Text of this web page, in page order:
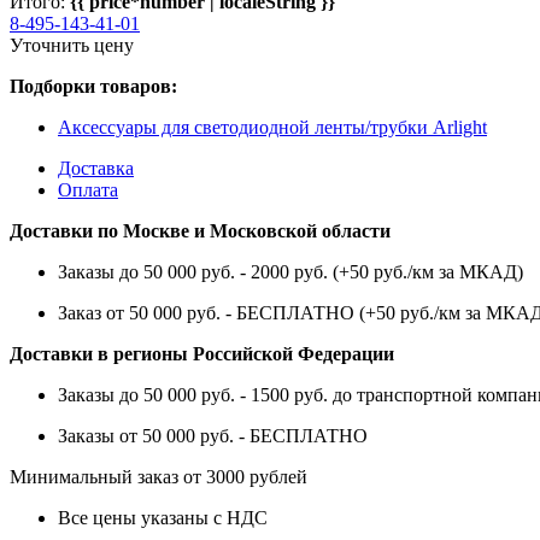
8-495-143-41-01
Уточнить цену
Подборки товаров:
Аксессуары для светодиодной ленты/трубки Arlight
Доставка
Оплата
Доставки по Москве и Московской области
Заказы до 50 000 руб. - 2000 руб. (+50 руб./км за МКАД)
Заказ от 50 000 руб. - БЕСПЛАТНО (+50 руб./км за
Доставки в регионы Российской Федерации
Заказы до 50 000 руб. - 1500 руб. до транспортной
Заказы от 50 000 руб. - БЕСПЛАТНО
Минимальный заказ от 3000 рублей
Все цены указаны с НДС